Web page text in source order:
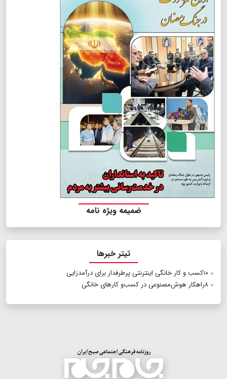
ضمیمه ویژه نامه
تیتر خبرها
۱۰کسب و کار خانگی اینترنتی پرطرفدار برای درآمدزایی
۸راهکار هوش‌مصنوعی ‌در کسب‌و کارهای خانگی